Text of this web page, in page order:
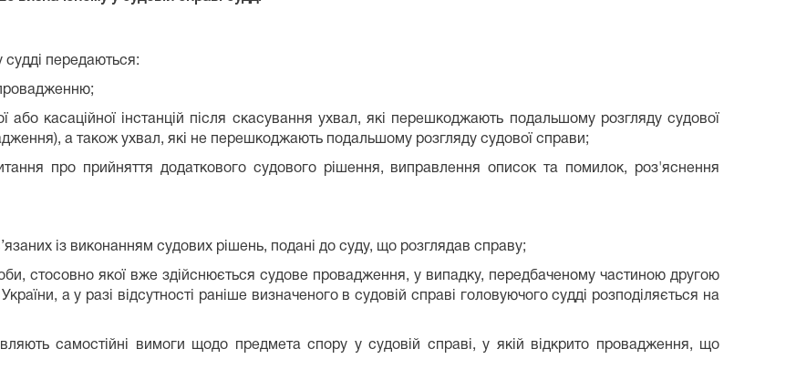
судді передаються:
або касаційної інстанцій після скасування ухвал, які перешкоджають подальшому розгляду судової
а також ухвал, які не перешкоджають подальшому розгляду судової справи;
про прийняття додаткового судового рішення, виправлення описок та помилок, роз'яснення
із виконанням судових рішень, подані до суду, що розглядав справу;
стосовно якої вже здійснюється судове провадження, у випадку, передбаченому частиною другою
а у разі відсутності раніше визначеного в судовій справі головуючого судді розподіляється на
самостійні вимоги щодо предмета спору у судовій справі, у якій відкрито провадження, що